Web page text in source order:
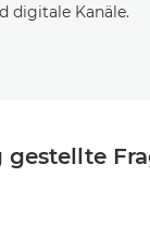
digitale Kanäle.
gestellte